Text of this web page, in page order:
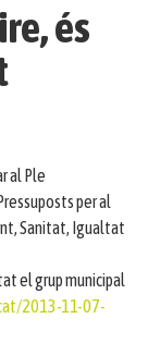
és
al Ple
per al
Sanitat, Igualtat
el grup municipal
2013-11-07-